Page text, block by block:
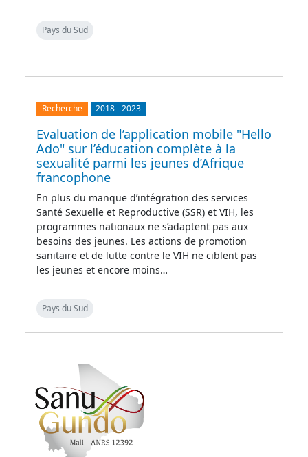
Pays du Sud
Recherche 2018-2023
Evaluation de l’application mobile "Hello
Ado" sur l’éducation complète à la
sexualité parmi les jeunes d’Afrique
francophone
En plus du manque d’intégration des services
Santé Sexuelle et Reproductive (SSR) et VIH, les
programmes nationaux ne s’adaptent pas aux
besoins des jeunes. Les actions de promotion
sanitaire et de lutte contre le VIH ne ciblent pas
les jeunes et encore moins…
Pays du Sud